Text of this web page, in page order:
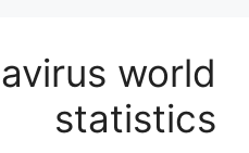
world
statistics